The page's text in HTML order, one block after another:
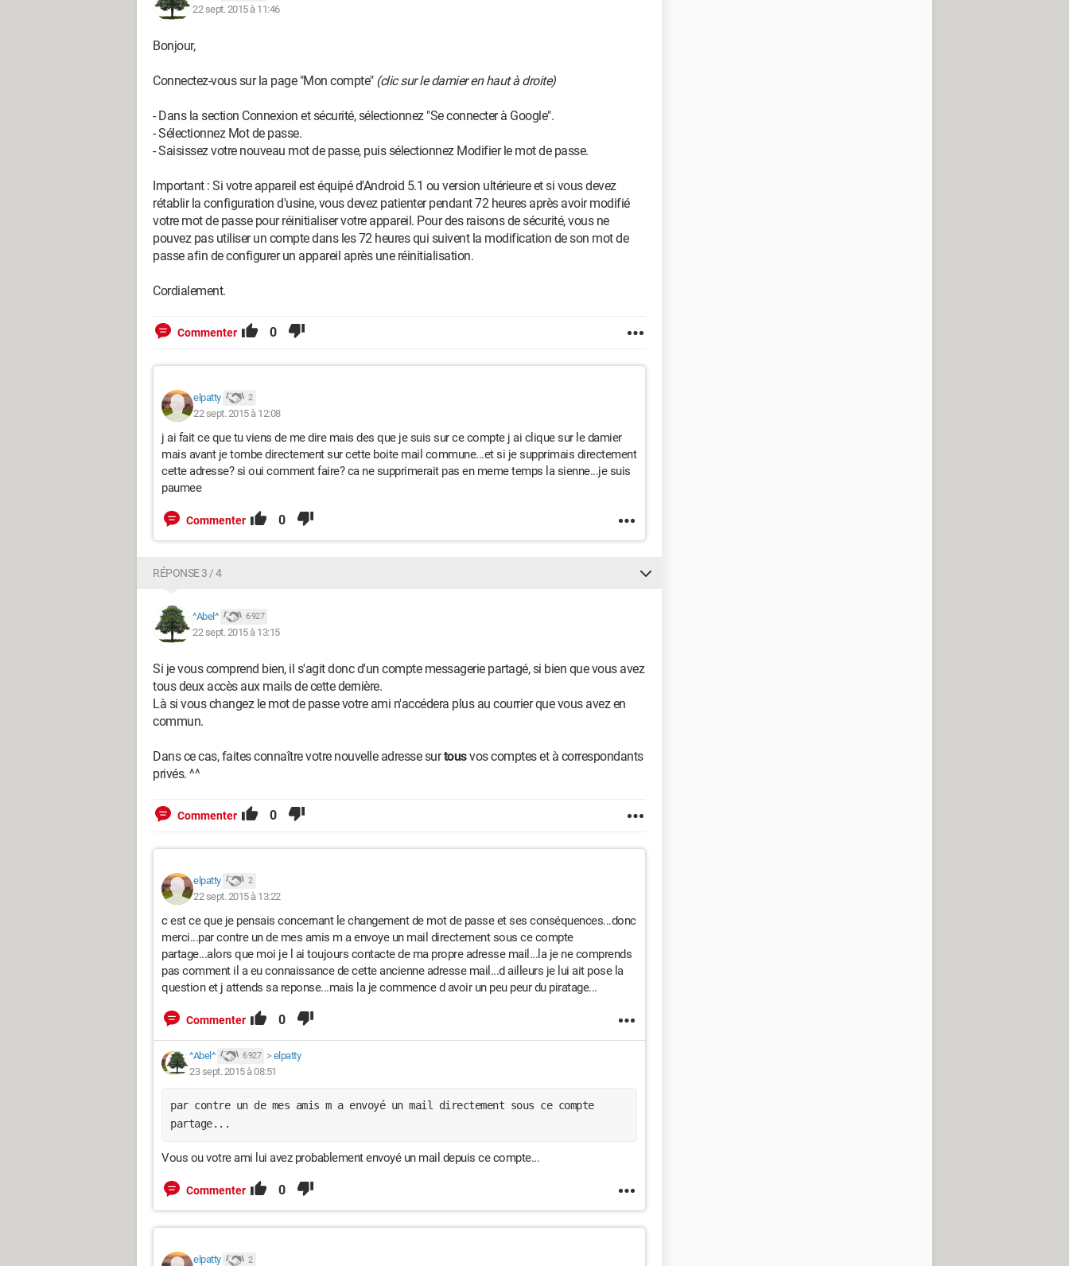
22 sept. 2015 à 11:46
Bonjour,
Connectez-vous sur la page "Mon compte" (clic sur le damier en haut à droite)
- Dans la section Connexion et sécurité, sélectionnez "Se connecter à Google".
- Sélectionnez Mot de passe.
- Saisissez votre nouveau mot de passe, puis sélectionnez Modifier le mot de passe.
Important : Si votre appareil est équipé d'Android 5.1 ou version ultérieure et si vous devez
rétablir la configuration d'usine, vous devez patienter pendant 72 heures après avoir modifié
votre mot de passe pour réinitialiser votre appareil. Pour des raisons de sécurité, vous ne
pouvez pas utiliser un compte dans les 72 heures qui suivent la modification de son mot de
passe afin de configurer un appareil après une réinitialisation.
Cordialement.
Commenter 0
elpatty 2
22 sept. 2015 à 12:08
j ai fait ce que tu viens de me dire mais des que je suis sur ce compte j ai clique sur le damier
mais avant je tombe directement sur cette boite mail commune...et si je supprimais directement
cette adresse? si oui comment faire? ca ne supprimerait pas en meme temps la sienne...je suis
paumee
Commenter 0
RÉPONSE 3 / 4
^Abel^ 6 927
22 sept. 2015 à 13:15
Si je vous comprend bien, il s'agit donc d'un compte messagerie partagé, si bien que vous avez
tous deux accès aux mails de cette dernière.
Là si vous changez le mot de passe votre ami n'accédera plus au courrier que vous avez en
commun.
Dans ce cas, faites connaître votre nouvelle adresse surtousvos comptes et à correspondants
privés. ^^
Commenter 0
elpatty 2
22 sept. 2015 à 13:22
c est ce que je pensais concernant le changement de mot de passe et ses conséquences...donc
merci...par contre un de mes amis m a envoye un mail directement sous ce compte
partage...alors que moi je l ai toujours contacte de ma propre adresse mail...la je ne comprends
pas comment il a eu connaissance de cette ancienne adresse mail...d ailleurs je lui ait pose la
question et j attends sa reponse...mais la je commence d avoir un peu peur du piratage...
Commenter 0
^Abel^ 6 927 > elpatty
23 sept. 2015 à 08:51
par contre un de mes amis m a envoyé un mail directement sous ce compte
partage...
Vous ou votre ami lui avez probablement envoyé un mail depuis ce compte...
Commenter 0
elpatty 2